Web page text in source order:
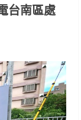
台南區處